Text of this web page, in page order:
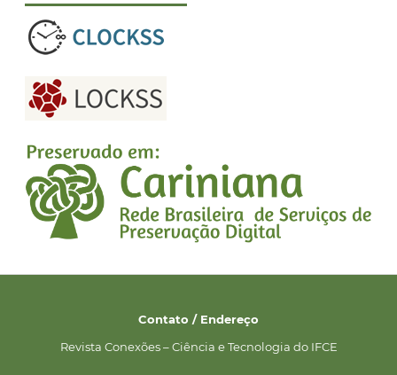
Contato / Endereço
Revista Conexões – Ciência e Tecnologia do IFCE